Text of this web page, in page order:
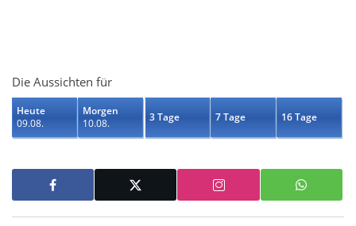
Die Aussichten für
Heute
09.08.
Morgen
10.08.
3 Tage 7 Tage 16 Tage